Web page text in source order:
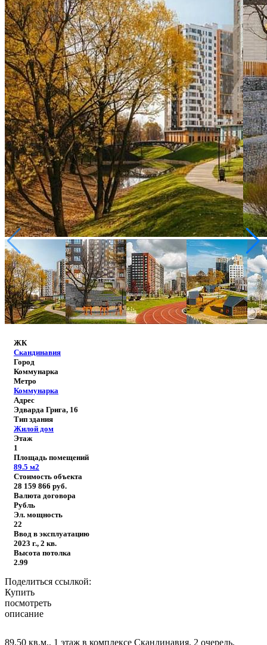
ЖК
Скандинавия
Город
Коммунарка
Метро
Коммунарка
Адрес
Эдварда Грига, 16
Тип здания
Жилой дом
Этаж
1
Площадь помещений
89.5 м2
Стоимость объекта
28 159 866 руб.
Валюта договора
Рубль
Эл. мощность
22
Ввод в эксплуатацию
2023 г., 2 кв.
Высота потолка
2.99
Поделиться ссылкой:
Купить
посмотреть
описание
89,50 кв.м., 1 этаж в комплексе Скандинавия, 2 очередь,